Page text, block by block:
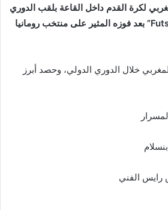
لكرة القدم داخل القاعة بلقب الدوري
الدولي الودي “Futsal Week” بعد فوزه المثير على منتخب رومانيا
خلال الدوري الدولي، وحصد أبرز
رايس الفني